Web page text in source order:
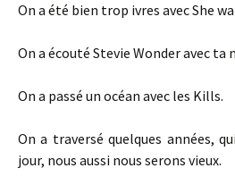
On a été bien trop ivres avec She
On a écouté Stevie Wonder avec ta
On a passé un océan avec les Kills.
On a traversé quelques années,
jour, nous aussi nous serons vieux.